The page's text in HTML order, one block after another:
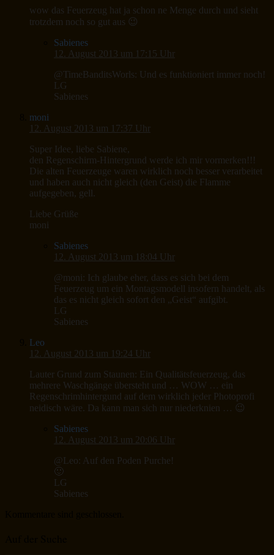
wow das Feuerzeug hat ja schon ne Menge durch und sieht
trotzdem noch so gut aus 😉
Sabienes
12. August 2013 um 17:15 Uhr
@TimeBanditsWorls: Und es funktioniert immer noch!
LG
Sabienes
moni
12. August 2013 um 17:37 Uhr
Super Idee, liebe Sabiene,
den Regenschirm-Hintergrund werde ich mir vormerken!!!
Die alten Feuerzeuge waren wirklich noch besser verarbeitet
und haben auch nicht gleich (den Geist) die Flamme
aufgegeben, gell.
Liebe Grüße
moni
Sabienes
12. August 2013 um 18:04 Uhr
@moni: Ich glaube eher, dass es sich bei dem
Feuerzeug um ein Montagsmodell insofern handelt, als
das es nicht gleich sofort den „Geist“ aufgibt.
LG
Sabienes
Leo
12. August 2013 um 19:24 Uhr
Lauter Grund zum Staunen: Ein Qualitätsfeuerzeug, das
mehrere Waschgänge übersteht und … WOW … ein
Regenschrimhintergund auf dem wirklich jeder Photoprofi
neidisch wäre. Da kann man sich nur niederknien … 😉
Sabienes
12. August 2013 um 20:06 Uhr
@Leo: Auf den Poden Purche!
🙂
LG
Sabienes